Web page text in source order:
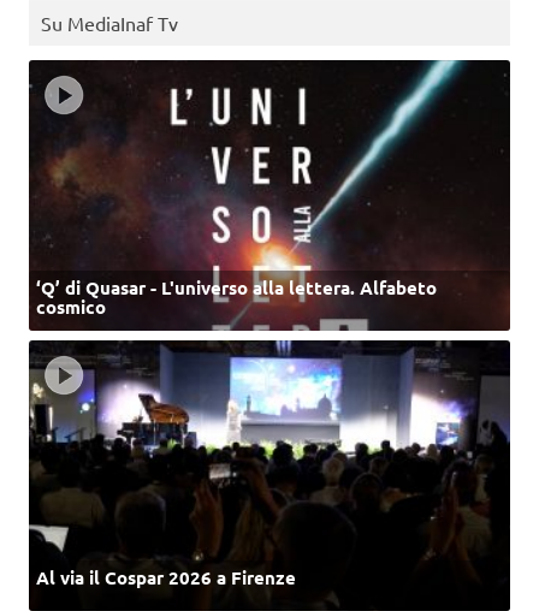
Su MediaInaf Tv
‘Q’ di Quasar - L'universo alla lettera. Alfabeto
cosmico
Al via il Cospar 2026 a Firenze